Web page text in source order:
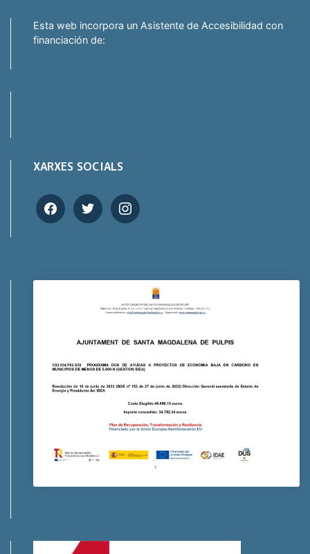
Esta web incorpora un Asistente de Accesibilidad con
financiación de:
XARXES SOCIALS
facebooktwitter instagram